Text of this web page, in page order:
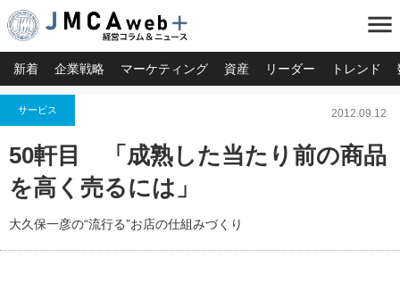
menu
新着 企業戦略 マーケティング 資産 リーダー トレンド
サービス 2012.09.12
50軒目 「成熟した当たり前の商品
を高く売るには」
大久保一彦の“流行る”お店の仕組みづくり